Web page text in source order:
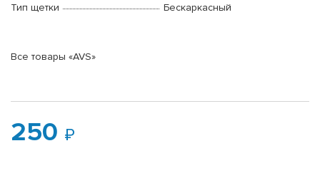
Тип щетки
Бескаркасный
Все товары «AVS»
250